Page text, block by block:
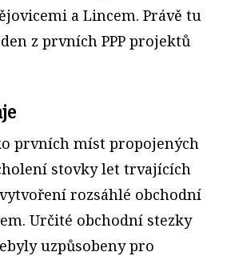
a Lincem. Právě tu
z prvních PPP projektů
prvních míst propojených
stovky let trvajících
rozsáhlé obchodní
Určité obchodní stezky
uzpůsobeny pro